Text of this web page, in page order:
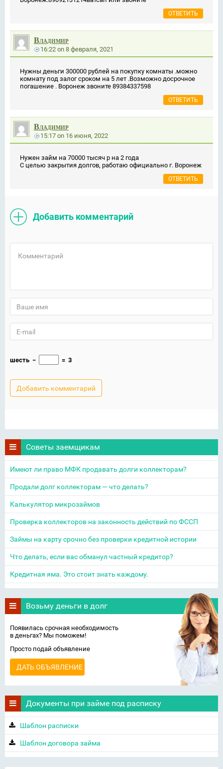
ОТВЕТИТЬ
Владимир
16:22on8 февраля, 2021
Нужны деньги 300000 рублей на покупку комнаты .можно
комнату под залог сроком на 5 лет .Возможно досрочное
погашение . Воронеж звоните 89384337598
ОТВЕТИТЬ
Владимир
15:17on16 июня, 2022
Нужен займ на 70000 тысяч р на 2 года
С целью закрытия долгов, работаю официально г. Воронеж
ОТВЕТИТЬ
Добавить комментарий
шесть − = 3
Советы заемщикам
Имеют ли право МФК продавать долги коллекторам?
Продали долг коллекторам — что делать?
Калькулятор микрозаймов
Проверка коллекторов на законность действий по ФССП
Займы на карту срочно без проверки кредитной истории
Что делать, если вас обманул частный кредитор?
Кредитная яма. Это стоит знать каждому.
Возьму деньги в долг
Появилась срочная необходимость
в деньгах? Мы поможем!
Просто подай объявление
ДАТЬ ОБЪЯВЛЕНИЕ
Документы при займе под расписку
Шаблон расписки
Шаблон договора займа